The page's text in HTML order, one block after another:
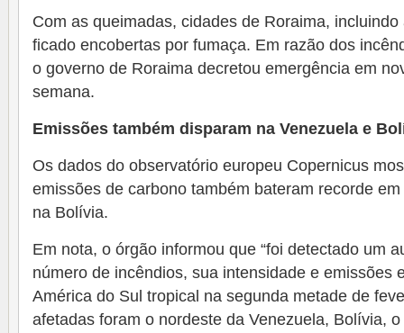
Com as queimadas, cidades de Roraima,
ficado encobertas por fumaça. Em razão dos
o governo de Roraima decretou emergência em
semana.
Emissões também disparam na Venezuela e
Os dados do observatório europeu Copernicus
emissões de carbono também bateram recorde
na Bolívia.
Em nota, o órgão informou que “foi detectado um
número de incêndios, sua intensidade e emissões
América do Sul tropical na segunda metade de
afetadas foram o nordeste da Venezuela, Bolívia,